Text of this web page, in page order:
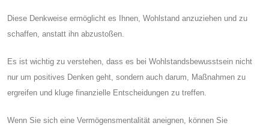
Diese Denkweise ermöglicht es Ihnen, Wohlstand anzuziehen und zu
schaffen, anstatt ihn abzustoßen.
Es ist wichtig zu verstehen, dass es bei Wohlstandsbewusstsein nicht
nur um positives Denken geht, sondern auch darum, Maßnahmen zu
ergreifen und kluge finanzielle Entscheidungen zu treffen.
Wenn Sie sich eine Vermögensmentalität aneignen, können Sie